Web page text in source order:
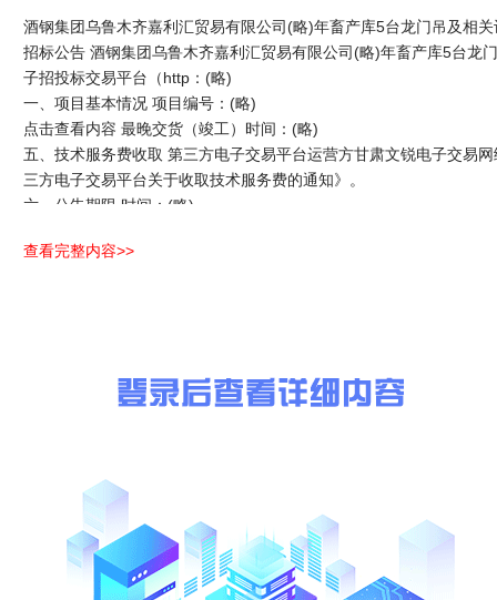
酒钢集团乌鲁木齐嘉利汇贸易有限公司(略)年畜产库5台龙门吊及相
招标公告 酒钢集团乌鲁木齐嘉利汇贸易有限公司(略)年畜产库5台龙
子招投标交易平台（http：(略)
一、项目基本情况 项目编号：(略)
点击查看内容 最晚交货（竣工）时间：(略)
五、技术服务费收取 第三方电子交易平台运营方甘肃文锐电子交易
三方电子交易平台关于收取技术服务费的通知》。
六、公告期限 时间：(略)
查看完整内容>>